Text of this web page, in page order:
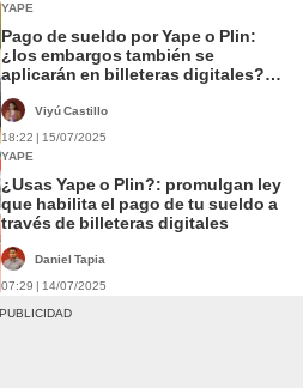
YAPE
Pago de sueldo por Yape o Plin:
¿los embargos también se
aplicarán en billeteras digitales?
Viyú Castillo
18:22 | 15/07/2025
YAPE
¿Usas Yape o Plin?: promulgan ley
que habilita el pago de tu sueldo a
través de billeteras digitales
Daniel Tapia
07:29 | 14/07/2025